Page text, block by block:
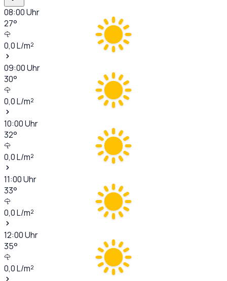
08:00Uhr
27°
0,0L/m²
09:00Uhr
30°
0,0L/m²
10:00Uhr
32°
0,0L/m²
11:00Uhr
33°
0,0L/m²
12:00Uhr
35°
0,0L/m²